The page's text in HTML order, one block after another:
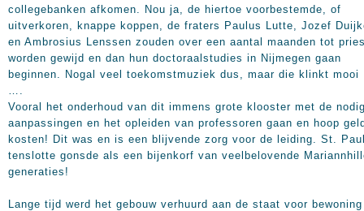
collegebanken afkomen. Nou ja, de hiertoe voorbestemde, of
uitverkoren, knappe koppen, de fraters Paulus Lutte, Jozef
en Ambrosius Lenssen zouden over een aantal maanden tot
worden gewijd en dan hun doctoraalstudies in Nijmegen gaan
beginnen. Nogal veel toekomstmuziek dus, maar die klinkt mooi
….
Vooral het onderhoud van dit immens grote klooster met de
aanpassingen en het opleiden van professoren gaan en hoop
kosten! Dit was en is een blijvende zorg voor de leiding. St.
tenslotte gonsde als een bijenkorf van veelbelovende
generaties!
Lange tijd werd het gebouw verhuurd aan de staat voor bewoning